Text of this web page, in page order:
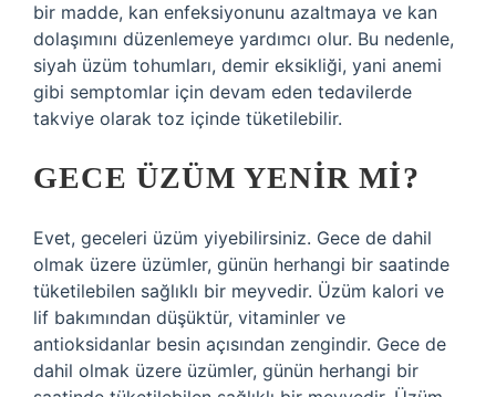
bir madde, kan enfeksiyonunu azaltmaya ve kan
dolaşımını düzenlemeye yardımcı olur. Bu nedenle,
siyah üzüm tohumları, demir eksikliği, yani anemi
gibi semptomlar için devam eden tedavilerde
takviye olarak toz içinde tüketilebilir.
GECE ÜZÜM YENIR MI?
Evet, geceleri üzüm yiyebilirsiniz. Gece de dahil
olmak üzere üzümler, günün herhangi bir saatinde
tüketilebilen sağlıklı bir meyvedir. Üzüm kalori ve
lif bakımından düşüktür, vitaminler ve
antioksidanlar besin açısından zengindir. Gece de
dahil olmak üzere üzümler, günün herhangi bir